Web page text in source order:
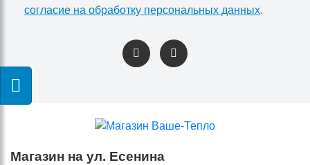
согласие на обработку персональных данных.
Магазин на ул. Есенина